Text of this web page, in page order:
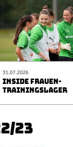
31.07.2026
INSIDE FRAUEN-
TRAININGSLAGER
23